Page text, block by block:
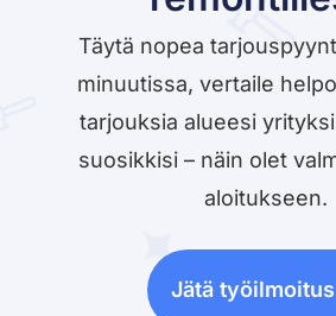
Täytä nopea
minuutissa, vertaile
tarjouksia alueesi
suosikkisi – näin olet
aloitukseen.
Jätä